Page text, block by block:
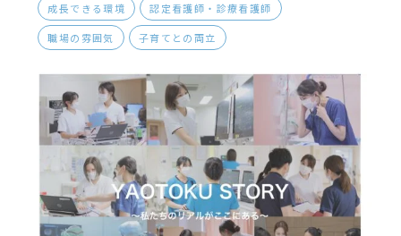
成長できる環境 認定看護師・診療看護師
職場の雰囲気 子育てとの両立